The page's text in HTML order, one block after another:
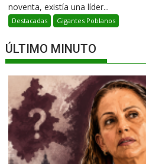
noventa, existía una líder...
Destacadas Gigantes Poblanos
ÚLTIMO MINUTO